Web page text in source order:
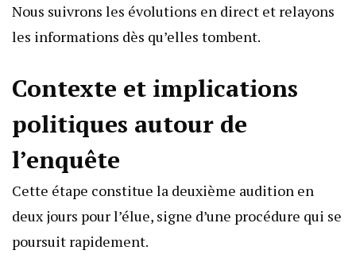
Nous suivrons les évolutions en direct et relayons
les informations dès qu’elles tombent.
Contexte et implications
politiques autour de
l’enquête
Cette étape constitue la deuxième audition en
deux jours pour l’élue, signe d’une procédure qui se
poursuit rapidement.